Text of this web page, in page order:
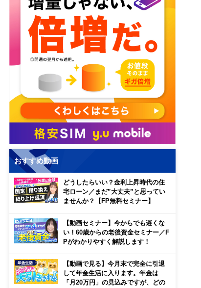
おすすめ動画
どうしたらいい？金利上昇時代の住
宅ローン／まだ”大丈夫”と思ってい
ませんか？【FP無料セミナー】
【動画セミナー】今からでも遅くな
い！60歳からの老後資金セミナー／F
Pがわかりやすく解説します！
【動画で見る】今月末で完全に引退
して年金生活に入ります。年金は
「月20万円」の見込みですが、どの